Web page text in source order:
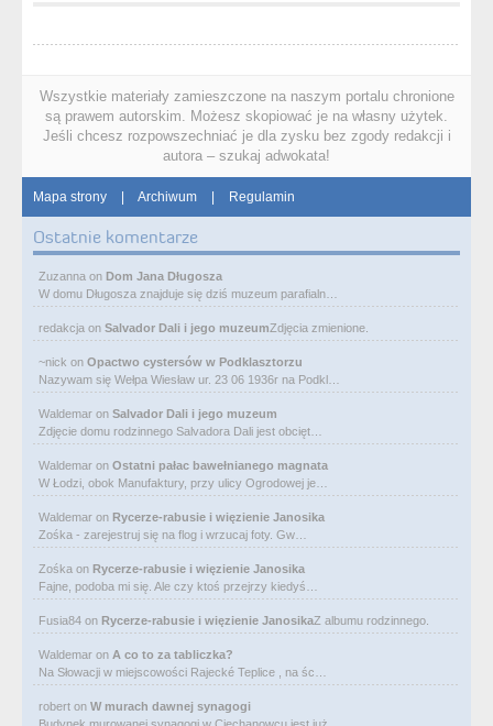
Wszystkie materiały zamieszczone na naszym portalu chronione
są prawem autorskim. Możesz skopiować je na własny użytek.
Jeśli chcesz rozpowszechniać je dla zysku bez zgody redakcji i
autora – szukaj adwokata!
Mapa strony | Archiwum | Regulamin
Ostatnie komentarze
Zuzanna on Dom Jana Długosza
W domu Długosza znajduje się dziś muzeum parafialn…
redakcja on Salvador Dali i jego muzeumZdjęcia zmienione.
~nick on Opactwo cystersów w Podklasztorzu
Nazywam się Wełpa Wiesław ur. 23 06 1936r na Podkl…
Waldemar on Salvador Dali i jego muzeum
Zdjęcie domu rodzinnego Salvadora Dali jest obcięt…
Waldemar on Ostatni pałac bawełnianego magnata
W Łodzi, obok Manufaktury, przy ulicy Ogrodowej je…
Waldemar on Rycerze-rabusie i więzienie Janosika
Zośka - zarejestruj się na flog i wrzucaj foty. Gw…
Zośka on Rycerze-rabusie i więzienie Janosika
Fajne, podoba mi się. Ale czy ktoś przejrzy kiedyś…
Fusia84 on Rycerze-rabusie i więzienie JanosikaZ albumu rodzinnego.
Waldemar on A co to za tabliczka?
Na Słowacji w miejscowości Rajecké Teplice , na śc…
robert on W murach dawnej synagogi